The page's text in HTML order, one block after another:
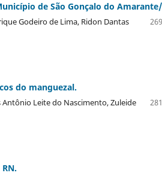
de São Gonçalo do
Godeiro de Lima, Ridon Dantas
do manguezal.
Antônio Leite do Nascimento, Zuleide